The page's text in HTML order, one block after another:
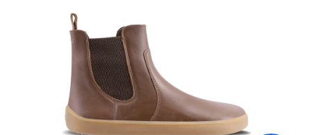
hvězdiček.